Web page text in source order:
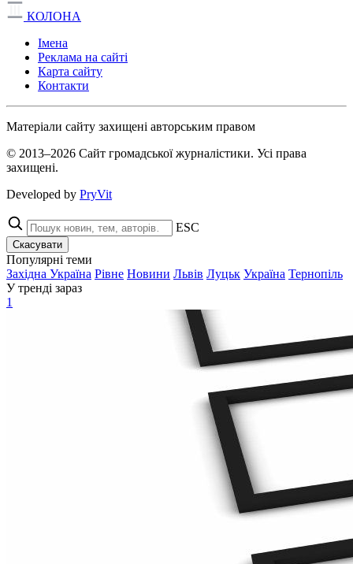
КОЛОНА
Імена
Реклама на сайті
Карта сайту
Контакти
Матеріали сайту захищені авторським правом
© 2013–2026 Сайт громадської журналістики. Усі права
захищені.
Developed by PryVit
ESC
Скасувати
Популярні теми
Західна Україна Рівне Новини Львів Луцьк Україна Тернопіль
У тренді зараз
1